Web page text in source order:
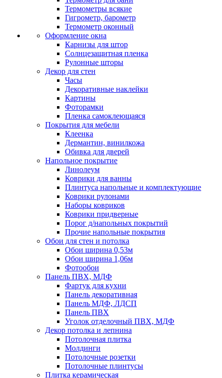
Термометры всякие
Гигрометр, барометр
Термометр оконный
Оформление окна
Карнизы для штор
Солнцезащитная пленка
Рулонные шторы
Декор для стен
Часы
Декоративные наклейки
Картины
Фоторамки
Пленка самоклеющаяся
Покрытия для мебели
Клеенка
Дермантин, винилкожа
Обивка для дверей
Напольное покрытие
Линолеум
Коврики для ванны
Плинтуса напольные и комплектующие
Коврики рулонами
Наборы ковриков
Коврики придверные
Порог д/напольных покрытий
Прочие напольные покрытия
Обои для стен и потолка
Обои ширина 0,53м
Обои ширина 1,06м
Фотообои
Панель ПВХ, МДФ
Фартук для кухни
Панель декоративная
Панель МДФ, ЛДСП
Панель ПВХ
Уголок отделочный ПВХ, МДФ
Декор потолка и лепнина
Потолочная плитка
Молдинги
Потолочные розетки
Потолочные плинтусы
Плитка керамическая